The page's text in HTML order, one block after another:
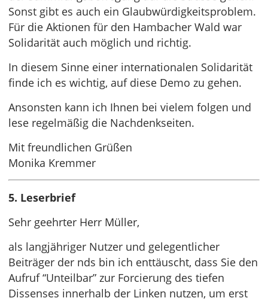
Sonst gibt es auch ein Glaubwürdigkeitsproblem.
Für die Aktionen für den Hambacher Wald war
Solidarität auch möglich und richtig.
In diesem Sinne einer internationalen Solidarität
finde ich es wichtig, auf diese Demo zu gehen.
Ansonsten kann ich Ihnen bei vielem folgen und
lese regelmäßig die Nachdenkseiten.
Mit freundlichen Grüßen
Monika Kremmer
5. Leserbrief
Sehr geehrter Herr Müller,
als langjähriger Nutzer und gelegentlicher
Beiträger der nds bin ich enttäuscht, dass Sie den
Aufruf “Unteilbar” zur Forcierung des tiefen
Dissenses innerhalb der Linken nutzen, um erst